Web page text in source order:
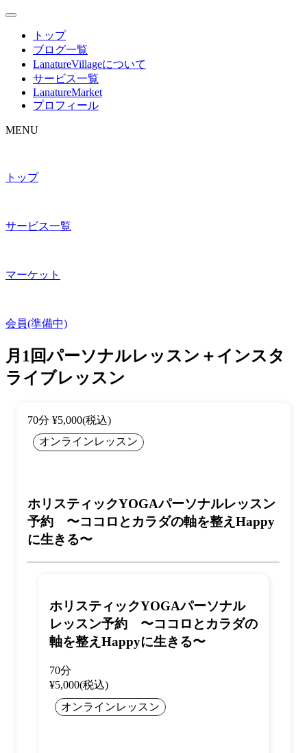
トップ
ブログ一覧
LanatureVillageについて
サービス一覧
LanatureMarket
プロフィール
MENU
トップ
サービス一覧
マーケット
会員(準備中)
月1回パーソナルレッスン＋インスタ
ライブレッスン
70分 ¥5,000(税込)
オンラインレッスン
ホリスティックYOGAパーソナルレッスン
予約 〜ココロとカラダの軸を整えHappy
に生きる〜
ホリスティックYOGAパーソナル
レッスン予約 〜ココロとカラダの
軸を整えHappyに生きる〜
70分
¥5,000(税込)
オンラインレッスン